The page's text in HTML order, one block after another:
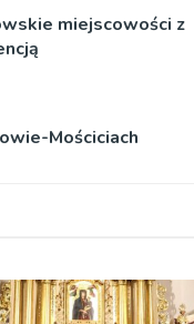
miejscowości z
Mościciach